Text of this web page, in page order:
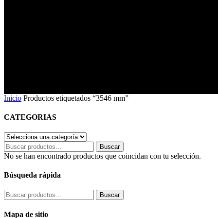
Inicio Productos etiquetados “3546 mm”
CATEGORIAS
Buscar
por:
Buscar
No se han encontrado productos que coincidan con tu selección.
Búsqueda rápida
Buscar
por:
Buscar
Mapa de sitio